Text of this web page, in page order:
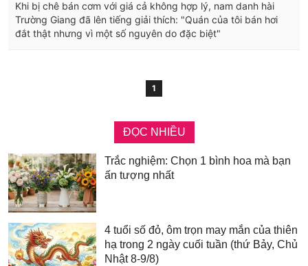
Khi bị chê bán cơm với giá cả không hợp lý, nam danh hài
Trường Giang đã lên tiếng giải thích: "Quán của tôi bán hơi
đắt thật nhưng vì một số nguyên do đặc biệt"
1
ĐỌC NHIỀU
Trắc nghiệm: Chọn 1 bình hoa mà bạn
ấn tượng nhất
4 tuổi số đỏ, ôm trọn may mắn của thiên
hạ trong 2 ngày cuối tuần (thứ Bảy, Chủ
Nhật 8-9/8)